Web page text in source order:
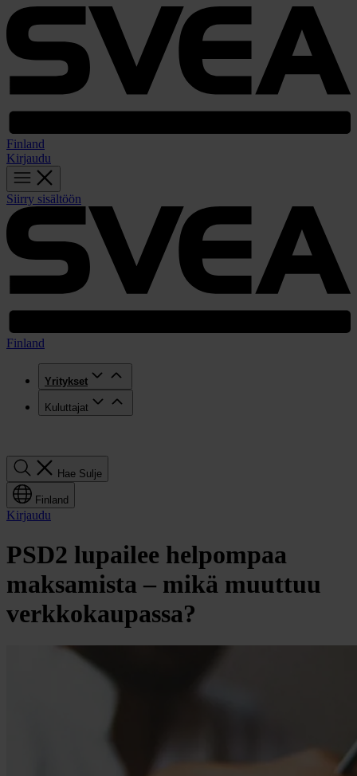
Finland
Kirjaudu
Siirry sisältöön
Finland
Yritykset
Kuluttajat
Hae Sulje
Finland
Kirjaudu
PSD2 lupailee helpompaa
maksamista – mikä muuttuu
verkkokaupassa?